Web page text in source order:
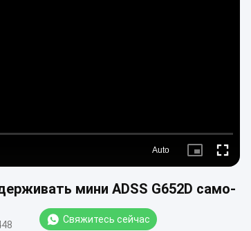
Auto
Picture- Fullscreen
мини ADSS G652D само-
Свяжитесь сейчас